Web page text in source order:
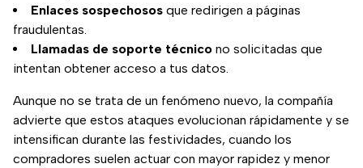
Enlaces sospechosos que redirigen a páginas
fraudulentas.
Llamadas de soporte técnico no solicitadas que
intentan obtener acceso a tus datos.
Aunque no se trata de un fenómeno nuevo, la compañía
advierte que estos ataques evolucionan rápidamente y se
intensifican durante las festividades, cuando los
compradores suelen actuar con mayor rapidez y menor